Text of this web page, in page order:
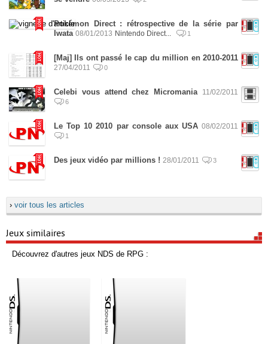
Pokémon Direct : rétrospective de la série par
Iwata 08/01/2013 Nintendo Direct... 1
[Maj] Ils ont passé le cap du million en 2010-2011
27/04/2011 0
Celebi vous attend chez Micromania 11/02/2011
6
Le Top 10 2010 par console aux USA 08/02/2011
1
Des jeux vidéo par millions ! 28/01/2011 3
› voir tous les articles
Jeux similaires
Découvrez d'autres jeux NDS de RPG :